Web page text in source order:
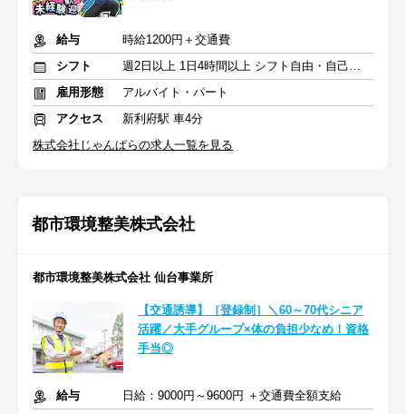
給与
時給1200円＋交通費
シフト
週2日以上 1日4時間以上 シフト自由・自己申告
雇用形態
アルバイト・パート
アクセス
新利府駅 車4分
株式会社じゃんぱらの求人一覧を見る
都市環境整美株式会社
都市環境整美株式会社 仙台事業所
【交通誘導】［登録制］＼60～70代シニア
活躍／大手グループ×体の負担少なめ！資格
手当◎
給与
日給：9000円～9600円 ＋交通費全額支給